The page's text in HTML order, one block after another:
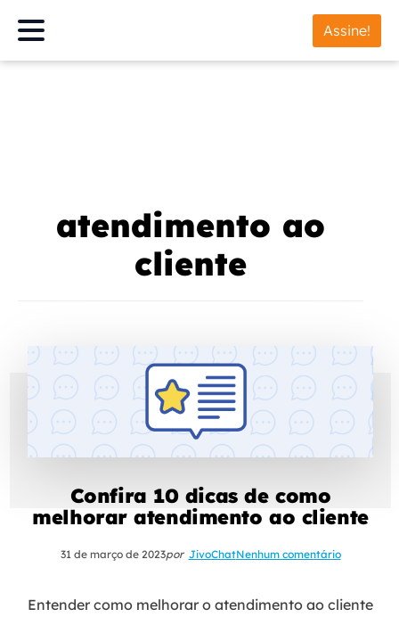
Assine!
atendimento ao
cliente
Confira 10 dicas de como
melhorar atendimento ao cliente
31 de março de 2023por JivoChatNenhum comentário
Entender como melhorar o atendimento ao cliente